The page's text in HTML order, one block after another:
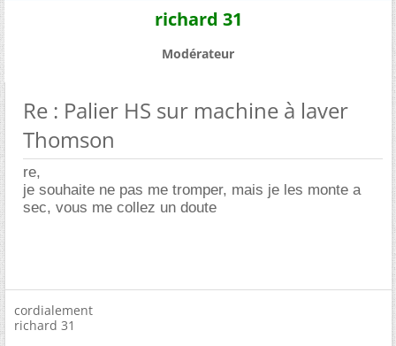
richard 31
Modérateur
Re : Palier HS sur machine à laver
Thomson
re,
je souhaite ne pas me tromper, mais je les monte a
sec, vous me collez un doute
cordialement
richard 31